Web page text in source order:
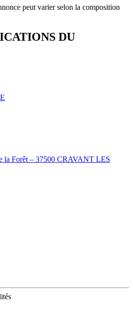
peut varier selon la composition
DU
la Forêt – 37500 CRAVANT LES